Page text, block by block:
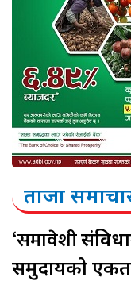
ताजा
‘समावेशी
समुदायको